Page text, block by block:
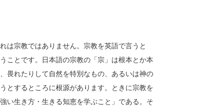
宗教ではありません。宗教を英語で言うと
ことです。日本語の宗教の「宗」は根本とか本
畏れたりして自然を特別なもの、あるいは神の
とするところに根源があります。ときに宗教を
い生き方・生きる知恵を学ぶこと」である。そ